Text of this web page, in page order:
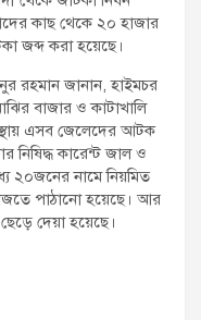
কাছ থেকে ২০ হাজার
জব্দ করা হয়েছে।
রহমান জানান, হাইমচর
বাজার ও কাটাখালি
এসব জেলেদের আটক
নিষিদ্ধ কারেন্ট জাল ও
২০জনের নামে নিয়মিত
পাঠানো হয়েছে। আর
দেয়া হয়েছে।